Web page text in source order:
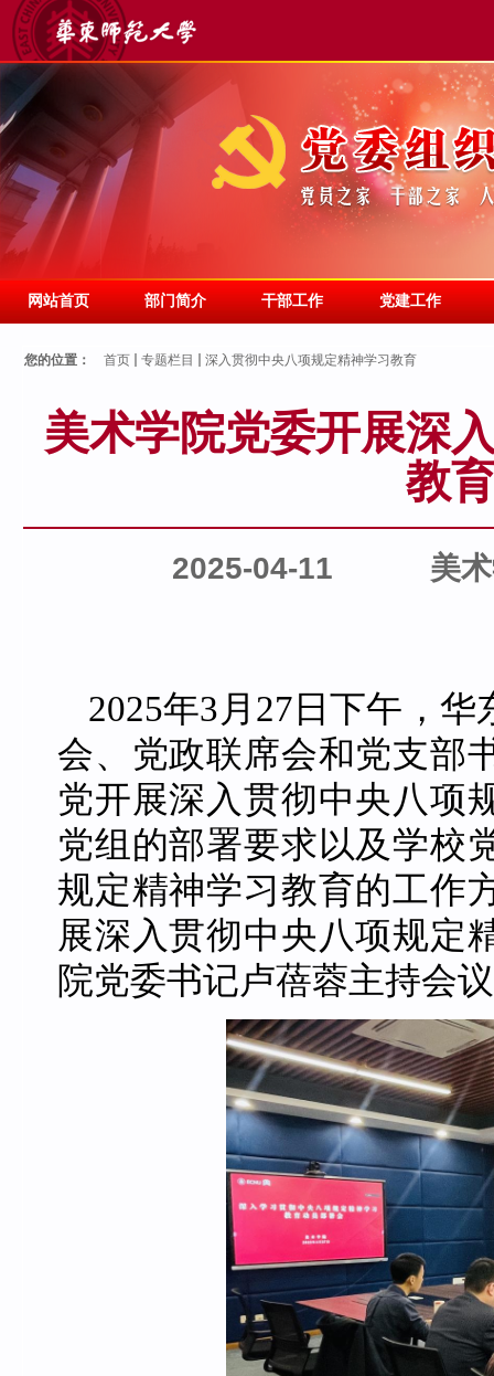
网站首页 部门简介 干部工作 党建工作
您的位置： 首页 专题栏目 深入贯彻中央八项规定精神学习教育
美术学院党委开展深
教
2025-04-11 美
2025年3月27日下午，
会、党政联席会和党支部
党开展深入贯彻中央八项
党组的部署要求以及学校
规定精神学习教育的工作
展深入贯彻中央八项规定
院党委书记卢蓓蓉主持会议